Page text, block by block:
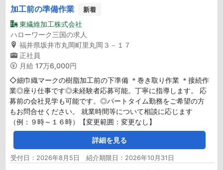
加工前の準備作業 新着
東繊維加工株式会社
ハローワーク三国の求人
福井県坂井市丸岡町里丸岡３－１７
正社員
月給 17万6,000円
◇細巾織マークの樹脂加工前の下準備 ＊巻き取り作業 ＊接続作
業◎座り仕事です◎未経験者応募可能。丁寧に指導します。 応
募前の会社見学も可能です。◎パートタイム勤務をご希望の方
もお問合せください。 就業時間等について相談に応じます
（例：９時～１６時）【変更範囲：変更なし】
詳細を見る
受付日：2026年8月5日 紹介期限日：2026年10月31日